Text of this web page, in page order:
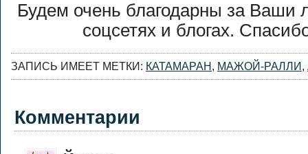
Будем очень благодарны за Ваши
соцсетях и блогах.
ЗАПИСЬ ИМЕЕТ МЕТКИ: КАТАМАРАН, МАЖОЙ-РАЛЛИ,
Комментарии